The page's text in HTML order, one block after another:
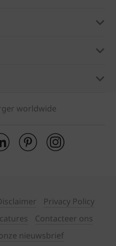
worldwide
Privacy Policy
Contacteer ons
nieuwsbrief